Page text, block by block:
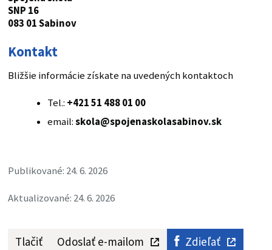
SNP 16
083 01 Sabinov
Kontakt
Bližšie informácie získate na uvedených kontaktoch
Tel.: +421 51 488 01 00
email:skola@spojenaskolasabinov.sk
Publikované: 24. 6. 2026
Aktualizované: 24. 6. 2026
Tlačiť Odoslať e-mailom Zdieľať